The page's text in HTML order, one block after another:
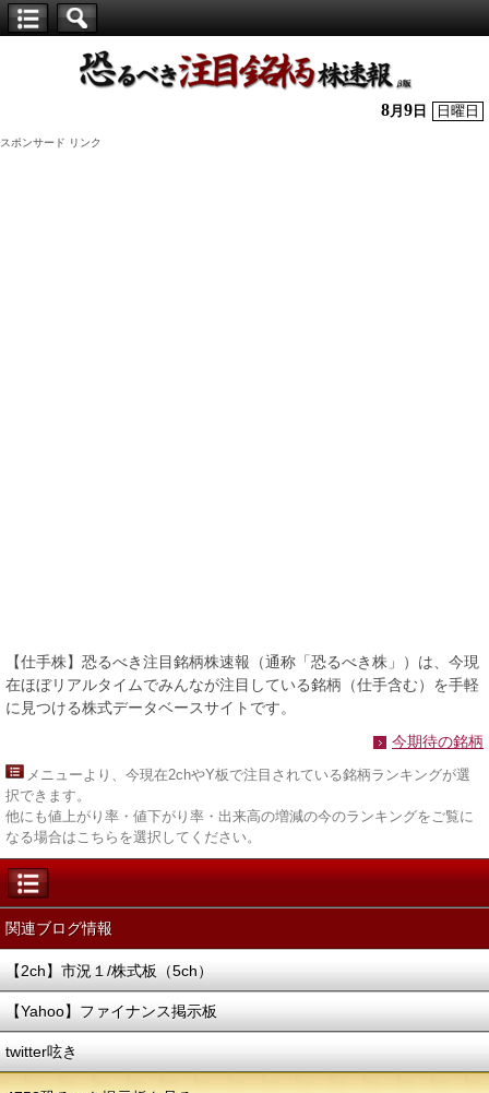
株】
8月 9 日 日曜日
スポンサード リンク
【仕手株】恐るべき注目銘柄株速報（通称「恐るべき株」）は、今現
在ほぼリアルタイムでみんなが注目している銘柄（仕手含む）を手軽
に見つける株式データベースサイトです。
今期待の銘柄
メニューより、今現在2chやY板で注目されている銘柄ランキングが選
択できます。
他にも値上がり率・値下がり率・出来高の増減の今のランキングをご覧に
なる場合はこちらを選択してください。
関連ブログ情報
【2ch】市況１/株式板（5ch）
【Yahoo】ファイナンス掲示板
twitter呟き